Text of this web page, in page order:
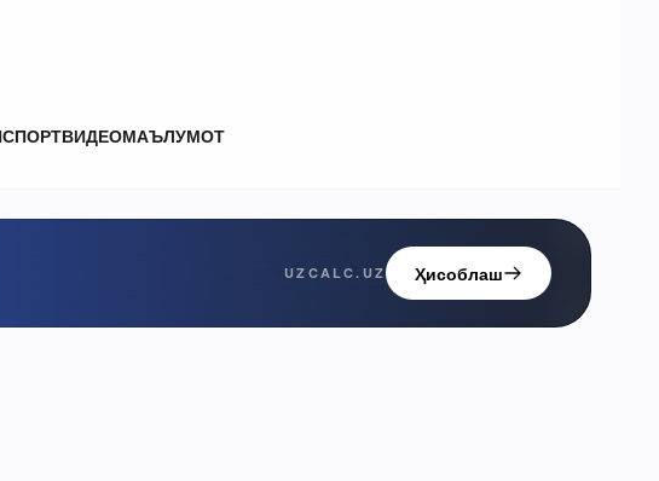
СПОРТВИДЕОМАЪЛУМОТ
UZCALC.UZ Ҳисоблаш